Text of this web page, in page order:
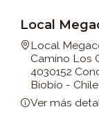
Local
Local
Camino Los
4030152
Biobío - Chile
Ver más